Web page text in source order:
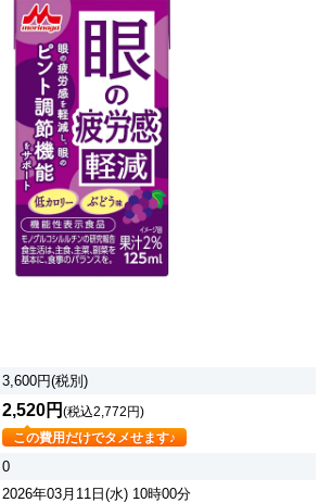
3,600円(税別)
2,520円 (税込2,772円)
この費用だけでタメせます♪
0
2026年03月11日(水) 10時00分